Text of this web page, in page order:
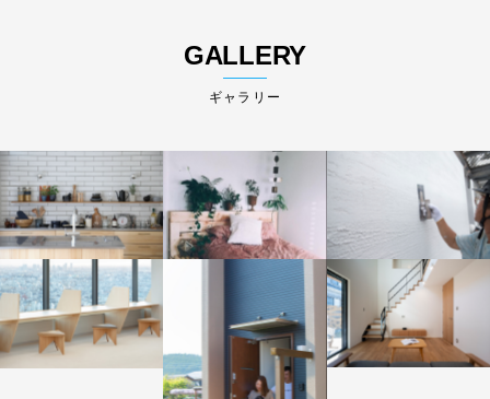
GALLERY
ギャラリー